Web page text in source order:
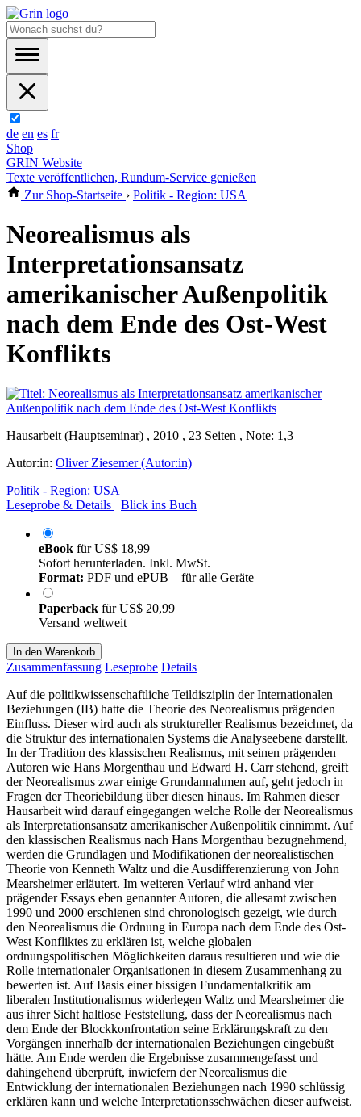
de en es fr
Shop
GRIN Website
Texte veröffentlichen, Rundum-Service genießen
Zur Shop-Startseite › Politik - Region: USA
Neorealismus als
Interpretationsansatz
amerikanischer Außenpolitik
nach dem Ende des Ost-West
Konflikts
Hausarbeit (Hauptseminar) , 2010 , 23 Seiten , Note: 1,3
Autor:in: Oliver Ziesemer (Autor:in)
Politik - Region: USA
Leseprobe & Details
Blick ins Buch
eBook fürUS$ 18,99
Sofort herunterladen. Inkl. MwSt.
Format: PDF und ePUB – für alle Geräte
Paperback fürUS$ 20,99
Versand weltweit
In den Warenkorb
Zusammenfassung Leseprobe Details
Auf die politikwissenschaftliche Teildisziplin der Internationalen
Beziehungen (IB) hatte die Theorie des Neorealismus prägenden
Einfluss. Dieser wird auch als struktureller Realismus bezeichnet, da
die Struktur des internationalen Systems die Analyseebene darstellt.
In der Tradition des klassischen Realismus, mit seinen prägenden
Autoren wie Hans Morgenthau und Edward H. Carr stehend, greift
der Neorealismus zwar einige Grundannahmen auf, geht jedoch in
Fragen der Theoriebildung über diesen hinaus. Im Rahmen dieser
Hausarbeit wird darauf eingegangen welche Rolle der Neorealismus
als Interpretationsansatz amerikanischer Außenpolitik einnimmt. Auf
den klassischen Realismus nach Hans Morgenthau bezugnehmend,
werden die Grundlagen und Modifikationen der neorealistischen
Theorie von Kenneth Waltz und die Ausdifferenzierung von John
Mearsheimer erläutert. Im weiteren Verlauf wird anhand vier
prägender Essays eben genannter Autoren, die allesamt zwischen
1990 und 2000 erschienen sind chronologisch gezeigt, wie durch
den Neorealismus die Ordnung in Europa nach dem Ende des Ost-
West Konfliktes zu erklären ist, welche globalen
ordnungspolitischen Möglichkeiten daraus resultieren und wie die
Rolle internationaler Organisationen in diesem Zusammenhang zu
bewerten ist. Auf Basis einer bissigen Fundamentalkritik am
liberalen Institutionalismus widerlegen Waltz und Mearsheimer die
aus ihrer Sicht haltlose Feststellung, dass der Neorealismus nach
dem Ende der Blockkonfrontation seine Erklärungskraft zu den
Vorgängen innerhalb der internationalen Beziehungen eingebüßt
hätte. Am Ende werden die Ergebnisse zusammengefasst und
dahingehend überprüft, inwiefern der Neorealismus die
Entwicklung der internationalen Beziehungen nach 1990 schlüssig
erklären kann und welche Interpretationsschwächen dieser aufweist.